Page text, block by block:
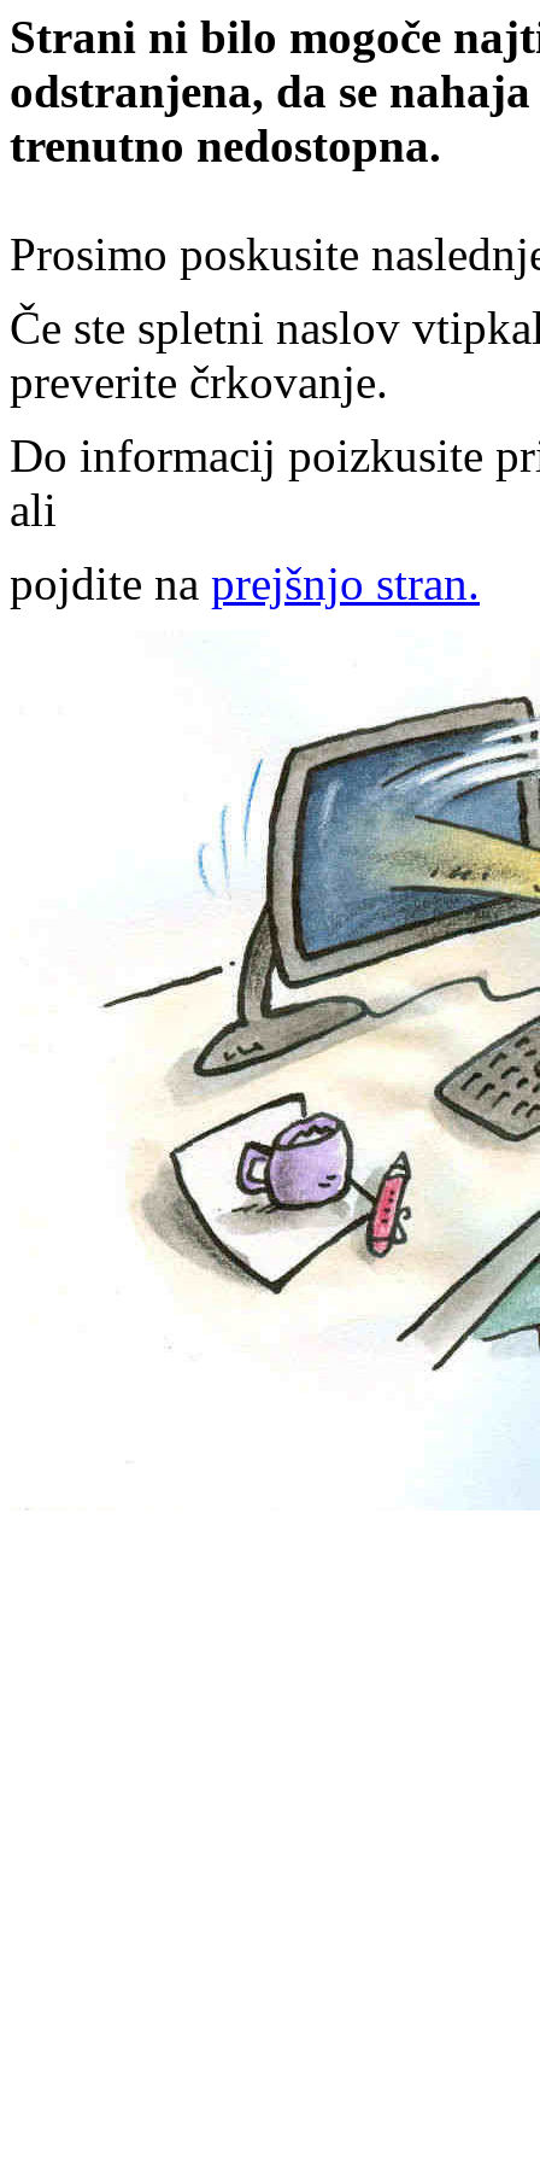
Strani ni bilo mogoče
odstranjena, da se
trenutno nedostopna.
Prosimo poskusite
Če ste spletni naslov
preverite črkovanje.
Do informacij poizkusite
ali
pojdite na prejšnjo stran.